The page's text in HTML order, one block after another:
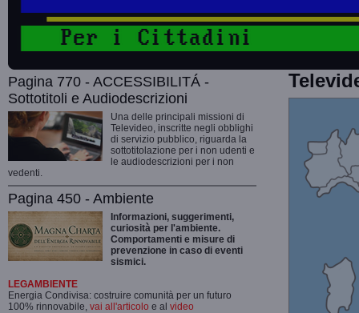
Pagina 770 - ACCESSIBILITÁ -
Sottotitoli e Audiodescrizioni
Una delle principali missioni di
Televideo, inscritte negli obblighi
di servizio pubblico, riguarda la
sottotitolazione per i non udenti e
le audiodescrizioni per i non
vedenti.
Pagina 450 - Ambiente
Informazioni, suggerimenti,
curiosità per l'ambiente.
Comportamenti e misure di
prevenzione in caso di eventi
sismici.
LEGAMBIENTE
Energia Condivisa: costruire comunità per un futuro
100% rinnovabile, vai all'articolo e al video